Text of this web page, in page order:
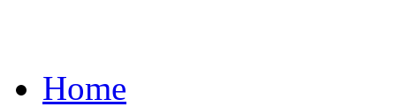
Home